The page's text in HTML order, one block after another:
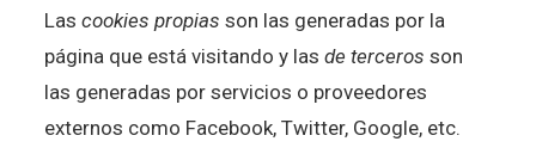
Lascookies propias son las generadas por la
página que está visitando y lasde terceros son
las generadas por servicios o proveedores
externos como Facebook, Twitter, Google, etc.